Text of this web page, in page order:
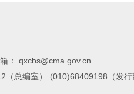
： qxcbs@cma.gov.cn
（总编室） (010)68409198（发行